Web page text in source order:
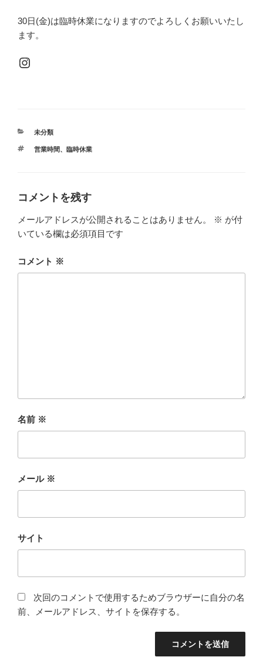
30日(金)は臨時休業になりますのでよろしくお願いいたし
ます。
Instagram
カ
ゴ
未分類
タ
営業時間、 臨時休業
コメントを残す
メールアドレスが公開されることはありません。 ※ が付
いている欄は必須項目です
コメント ※
名前 ※
メール ※
サイト
次回のコメントで使用するためブラウザーに自分の名
前、メールアドレス、サイトを保存する。